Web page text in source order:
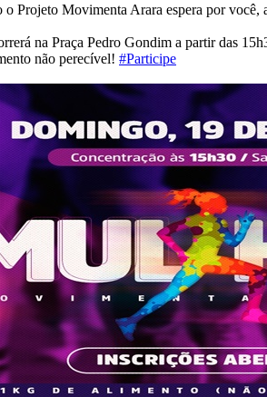
o Projeto Movimenta Arara espera por você,
na Praça Pedro Gondim a partir das
não perecível! #Participe